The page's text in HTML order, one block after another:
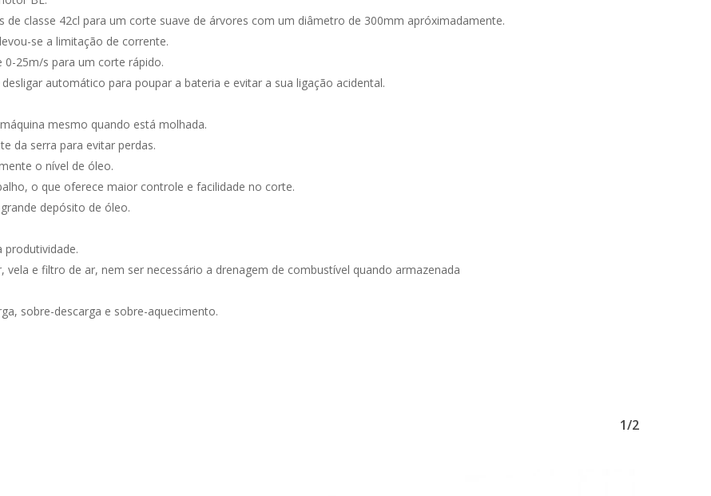
de classe 42cl para um corte suave de árvores com um diâmetro de 300mm apróximadamente.
se a limitação de corrente.
25m/s para um corte rápido.
automático para poupar a bateria e evitar a sua ligação acidental.
mesmo quando está molhada.
da serra para evitar perdas.
o nível de óleo.
o que oferece maior controle e facilidade no corte.
depósito de óleo.
produtividade.
e filtro de ar, nem ser necessário a drenagem de combustível quando armazenada
sobre-descarga e sobre-aquecimento.
1/2